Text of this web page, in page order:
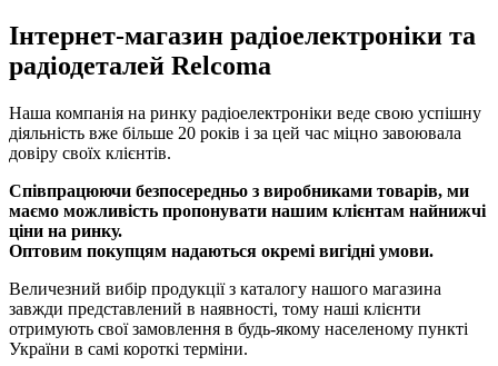
Інтернет-магазин радіоелектроніки та
радіодеталей Relcoma
Наша компанія на ринку радіоелектроніки веде свою успішну
діяльність вже більше 20 років і за цей час міцно завоювала
довіру своїх клієнтів.
Співпрацюючи безпосередньо з виробниками товарів, ми
маємо можливість пропонувати нашим клієнтам найнижчі
ціни на ринку.
Оптовим покупцям надаються окремі вигідні умови.
Величезний вибір продукції з каталогу нашого магазина
завжди представлений в наявності, тому наші клієнти
отримують свої замовлення в будь-якому населеному пункті
України в самі короткі терміни.